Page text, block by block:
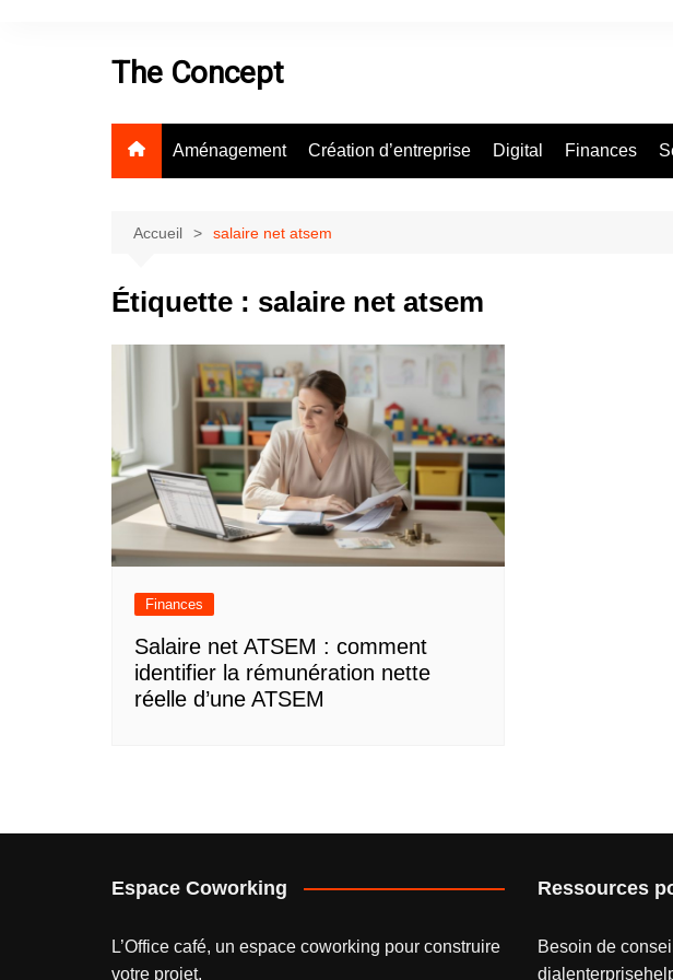
The Concept
Aménagement Création d’entreprise Digital Finances
Accueil salaire net atsem
Étiquette : salaire net atsem
Finances
Salaire net ATSEM : comment
identifier la rémunération nette
réelle d’une ATSEM
Espace Coworking
L’Office café, un espace coworking pour construire
votre projet.
Ressources
Besoin de